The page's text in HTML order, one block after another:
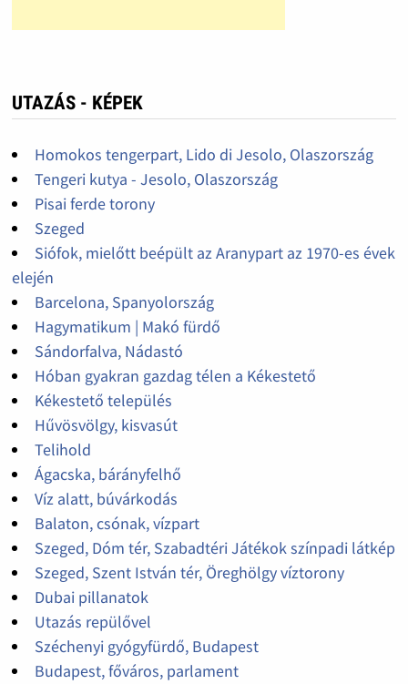
UTAZÁS - KÉPEK
Homokos tengerpart, Lido di Jesolo, Olaszország
Tengeri kutya - Jesolo, Olaszország
Pisai ferde torony
Szeged
Siófok, mielőtt beépült az Aranypart az 1970-es évek
elején
Barcelona, Spanyolország
Hagymatikum | Makó fürdő
Sándorfalva, Nádastó
Hóban gyakran gazdag télen a Kékestető
Kékestető település
Hűvösvölgy, kisvasút
Telihold
Ágacska, bárányfelhő
Víz alatt, búvárkodás
Balaton, csónak, vízpart
Szeged, Dóm tér, Szabadtéri Játékok színpadi látkép
Szeged, Szent István tér, Öreghölgy víztorony
Dubai pillanatok
Utazás repülővel
Széchenyi gyógyfürdő, Budapest
Budapest, főváros, parlament